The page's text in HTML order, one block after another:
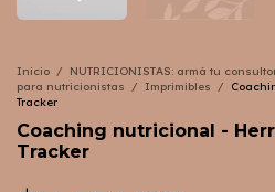
Inicio / NUTRICIONISTAS: armá tu
para nutricionistas
/ Imprimibles /
Tracker
Coaching nutricional -
Tracker